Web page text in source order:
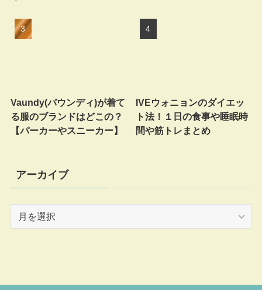
Vaundy(バウンディ)が着て
る服のブランドはどこの？
【パーカーやスニーカー】
IVEウォニョンのダイエッ
ト法！１日の食事や睡眠時
間や筋トレまとめ
アーカイブ